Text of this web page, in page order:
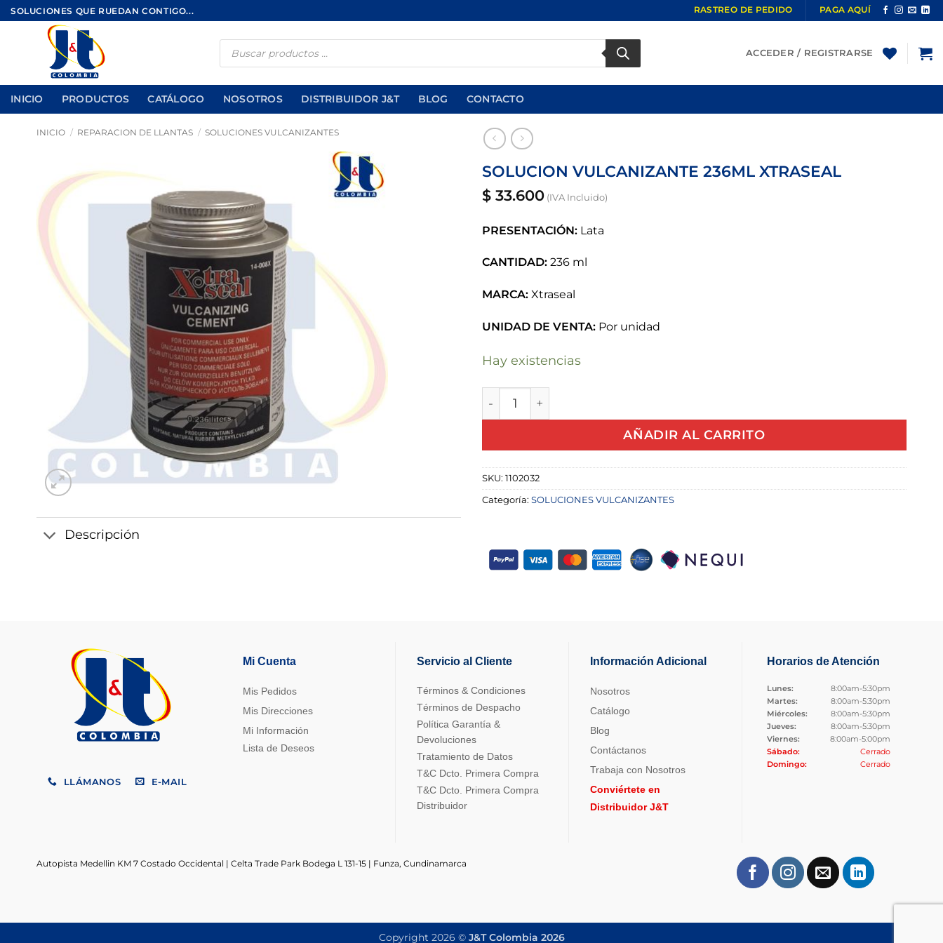
Saltar
al
contenido
SOLUCIONES QUE RUEDAN CONTIGO... RASTREO DE PEDIDO PAGA AQUÍ
Búsqueda
ACCEDER / REGISTRARSE
INICIO PRODUCTOS CATÁLOGO NOSOTROS DISTRIBUIDOR J&T BLOG CONTACTO
INICIO / REPARACION DE LLANTAS / SOLUCIONES VULCANIZANTES
Añadir
Descripción
SOLUCION VULCANIZANTE 236ML XTRASEAL
$ 33.600 (IVA Incluido)
PRESENTACIÓN: Lata
CANTIDAD: 236 ml
MARCA: Xtraseal
UNIDAD DE VENTA: Por unidad
Hay existencias
SOLUCION VULCANIZANTE 236ML XTRASEAL cantidad
AÑADIR AL CARRITO
SKU: 1102032
Categoría: SOLUCIONES VULCANIZANTES
LLÁMANOS E-MAIL
Mi Cuenta
Mis Pedidos
Mis Direcciones
Mi Información
Lista de Deseos
Servicio al Cliente
Términos & Condiciones
Términos de Despacho
Política Garantía &
Devoluciones
Tratamiento de Datos
T&C Dcto. Primera Compra
T&C Dcto. Primera Compra
Distribuidor
Información Adicional
Nosotros
Catálogo
Blog
Contáctanos
Trabaja con Nosotros
Conviértete en
Distribuidor J&T
Horarios de Atención
Lunes:
8:00am-5:30pm
Martes:
8:00am-5:30pm
Miércoles:
8:00am-5:30pm
Jueves:
8:00am-5:30pm
Viernes:
8:00am-5:00pm
Sábado:
Cerrado
Domingo:
Cerrado
Autopista Medellin KM 7 Costado Occidental | Celta Trade Park Bodega L 131-15 | Funza, Cundinamarca
Copyright 2026 © J&T Colombia 2026